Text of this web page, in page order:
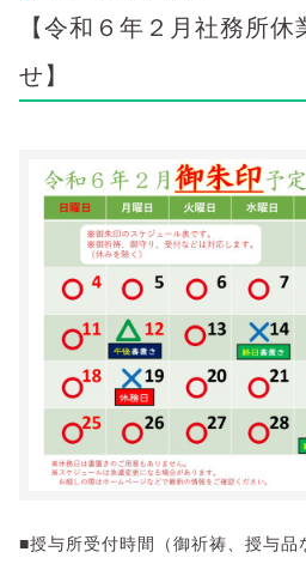
【令和６年２月社務所休
せ】
■授与所受付時間（御祈祷、授与品